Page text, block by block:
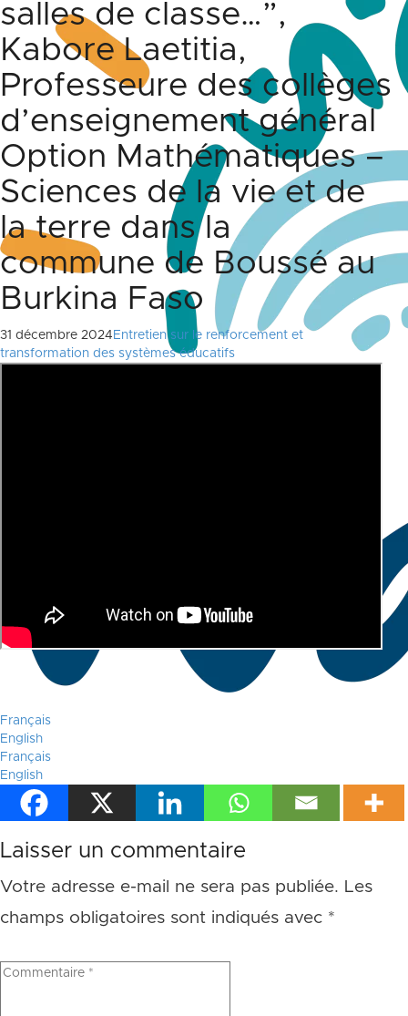
salles de classe…”,
Kabore Laetitia,
Professeure des collèges
d’enseignement général
Option Mathématiques –
Sciences de la vie et de
la terre dans la
commune de Boussé au
Burkina Faso
31 décembre 2024 Entretien sur le renforcement et
transformation des systèmes éducatifs
Français
English
Français
English
Laisser un commentaire
Votre adresse e-mail ne sera pas publiée. Les
champs obligatoires sont indiqués avec *